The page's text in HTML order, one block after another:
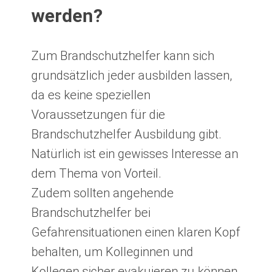
werden?
Zum Brandschutzhelfer kann sich
grundsätzlich jeder ausbilden lassen,
da es keine speziellen
Voraussetzungen für die
Brandschutzhelfer Ausbildung gibt.
Natürlich ist ein gewisses Interesse an
dem Thema von Vorteil.
Zudem sollten angehende
Brandschutzhelfer bei
Gefahrensituationen einen klaren Kopf
behalten, um Kolleginnen und